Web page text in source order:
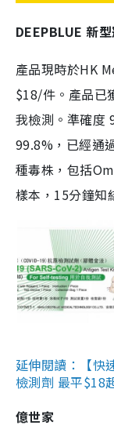
DEEPBLUE 新
產品現時於HK
$18/件。產品已
我檢測。準確度
99.8%，已經通
種毒株，包括
樣本，15分鐘知
延伸閱讀：【快
檢測劑 最平$18
億世家